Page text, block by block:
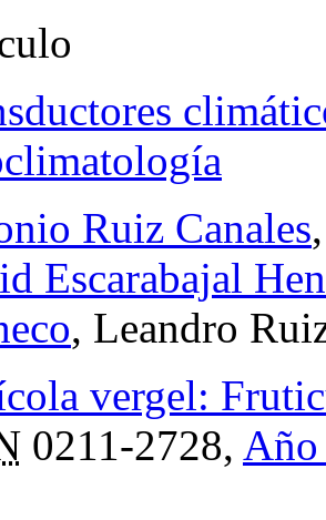
Ruiz Canales
Escarabajal
, Leandro
vergel:
0211-2728, Año